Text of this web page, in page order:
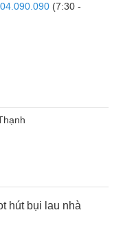
(7:30 -
hút bụi lau nhà